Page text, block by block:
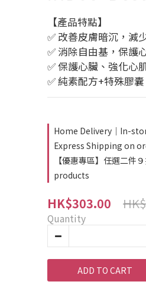
【產品特點】
✅ 改善皮膚暗沉，減
✅ 消除自由基，保護
✅ 保護心臟、強化心
✅ 純素配方+特殊膠
Home Delivery｜In-
Express Shipping on
【優惠專區】任選二件
products
HK$303.00
Quantity
ADD TO CART